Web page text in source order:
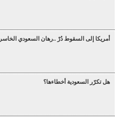
أمريكا إلى السقوط دُرْ ..رهان السعودي الخاسر
هل تكرّر السعودية أخطاءها؟